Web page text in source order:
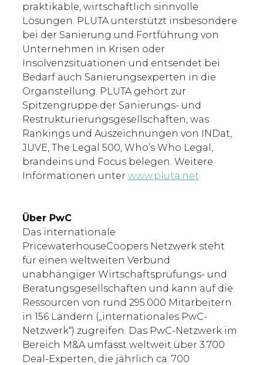
praktikable, wirtschaftlich sinnvolle
Lösungen. PLUTA unterstützt insbesondere
bei der Sanierung und Fortführung von
Unternehmen in Krisen oder
Insolvenzsituationen und entsendet bei
Bedarf auch Sanierungsexperten in die
Organstellung. PLUTA gehört zur
Spitzengruppe der Sanierungs- und
Restrukturierungsgesellschaften, was
Rankings und Auszeichnungen von INDat,
JUVE, The Legal 500, Who’s Who Legal,
brandeins und Focus belegen. Weitere
Informationen unter www.pluta.net
Über PwC
Das internationale
PricewaterhouseCoopers Netzwerk steht
für einen weltweiten Verbund
unabhängiger Wirtschaftsprüfungs- und
Beratungsgesellschaften und kann auf die
Ressourcen von rund 295.000 Mitarbeitern
in 156 Ländern („internationales PwC-
Netzwerk“) zugreifen. Das PwC-Netzwerk im
Bereich M&A umfasst weltweit über 3.700
Deal-Experten, die jährlich ca. 700